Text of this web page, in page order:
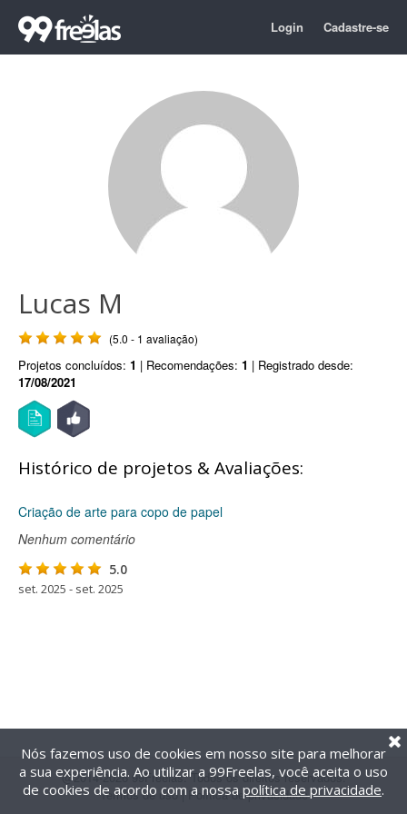
Login Cadastre-se
Lucas M
(5.0 - 1 avaliação)
Projetos concluídos: 1 | Recomendações: 1 | Registrado desde:
17/08/2021
Histórico de projetos & Avaliações:
Criação de arte para copo de papel
Nenhum comentário
5.0
set. 2025 - set. 2025
@2014-2026 99Freelas. Todos os direitos reservados.
Termos de uso| Política de privacidade
Nós fazemos uso de cookies em nosso site para melhorar
a sua experiência. Ao utilizar a 99Freelas, você aceita o uso
de cookies de acordo com a nossa política de privacidade.